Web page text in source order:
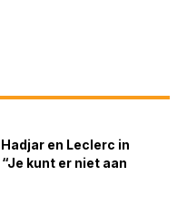
en Leclerc in
kunt er niet aan